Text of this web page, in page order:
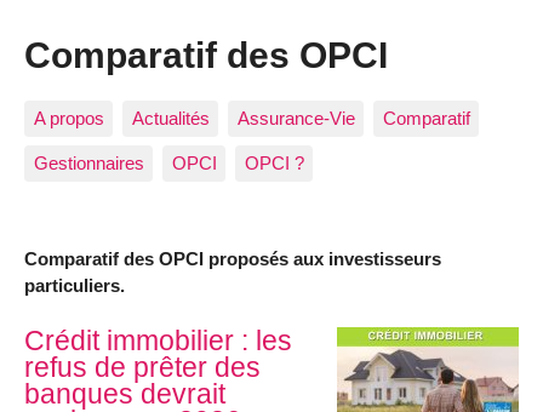
Comparatif des OPCI
A propos Actualités Assurance-Vie Comparatif
Gestionnaires OPCI OPCI ?
Comparatif des OPCI proposés aux investisseurs
particuliers.
Articles les plus récents
Crédit immobilier : les
refus de prêter des
banques devrait